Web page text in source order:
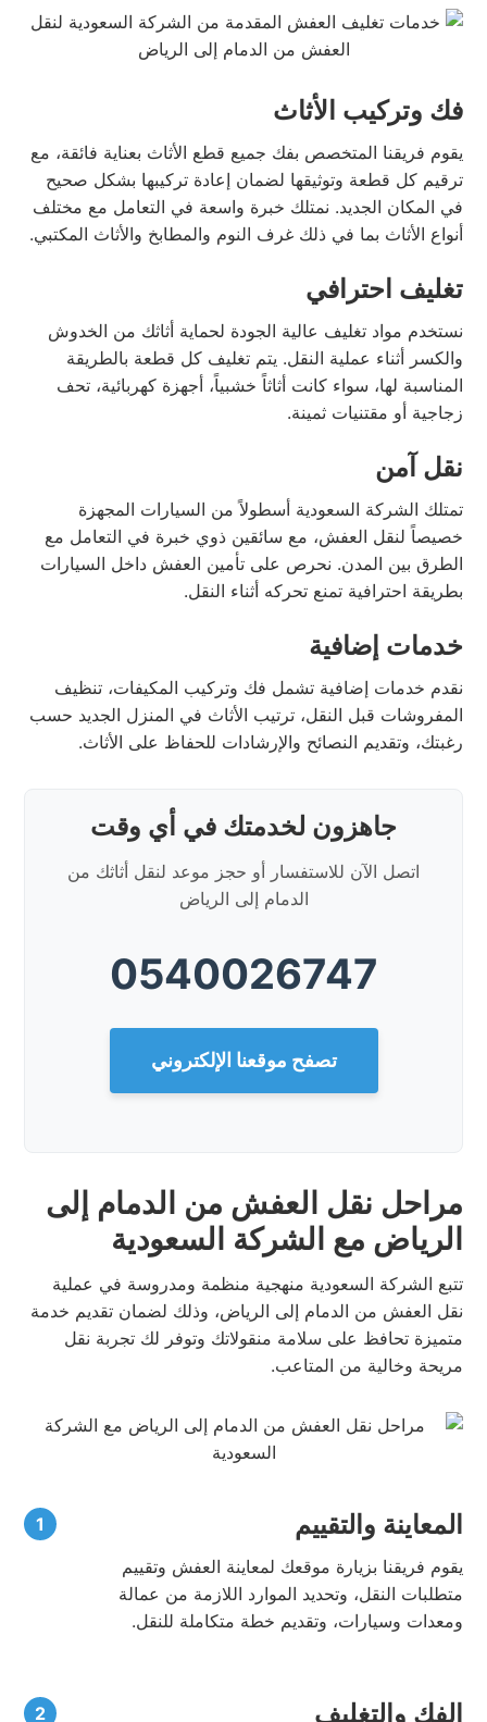
فك وتركيب الأثاث
يقوم فريقنا المتخصص بفك جميع قطع الأثاث بعناية فائقة، مع
ترقيم كل قطعة وتوثيقها لضمان إعادة تركيبها بشكل صحيح
في المكان الجديد. نمتلك خبرة واسعة في التعامل مع مختلف
أنواع الأثاث بما في ذلك غرف النوم والمطابخ والأثاث المكتبي.
تغليف احترافي
نستخدم مواد تغليف عالية الجودة لحماية أثاثك من الخدوش
والكسر أثناء عملية النقل. يتم تغليف كل قطعة بالطريقة
المناسبة لها، سواء كانت أثاثاً خشبياً، أجهزة كهربائية، تحف
زجاجية أو مقتنيات ثمينة.
نقل آمن
تمتلك الشركة السعودية أسطولاً من السيارات المجهزة
خصيصاً لنقل العفش، مع سائقين ذوي خبرة في التعامل مع
الطرق بين المدن. نحرص على تأمين العفش داخل السيارات
بطريقة احترافية تمنع تحركه أثناء النقل.
خدمات إضافية
نقدم خدمات إضافية تشمل فك وتركيب المكيفات، تنظيف
المفروشات قبل النقل، ترتيب الأثاث في المنزل الجديد حسب
رغبتك، وتقديم النصائح والإرشادات للحفاظ على الأثاث.
جاهزون لخدمتك في أي وقت
اتصل الآن للاستفسار أو حجز موعد لنقل أثاثك من
الدمام إلى الرياض
0540026747
تصفح موقعنا الإلكتروني
مراحل نقل العفش من الدمام إلى
الرياض مع الشركة السعودية
تتبع الشركة السعودية منهجية منظمة ومدروسة في عملية
نقل العفش من الدمام إلى الرياض، وذلك لضمان تقديم خدمة
متميزة تحافظ على سلامة منقولاتك وتوفر لك تجربة نقل
مريحة وخالية من المتاعب.
المعاينة والتقييم
يقوم فريقنا بزيارة موقعك لمعاينة العفش وتقييم
متطلبات النقل، وتحديد الموارد اللازمة من عمالة
ومعدات وسيارات، وتقديم خطة متكاملة للنقل.
الفك والتغليف